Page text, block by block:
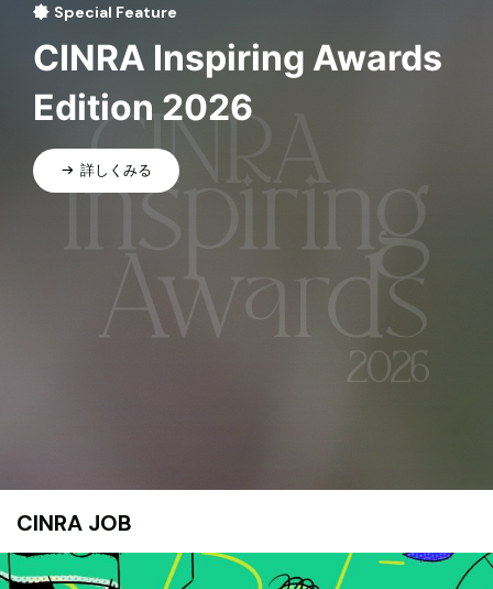
Special Feature
CINRA Inspiring Awards
Edition 2026
詳しくみる
CINRA JOB